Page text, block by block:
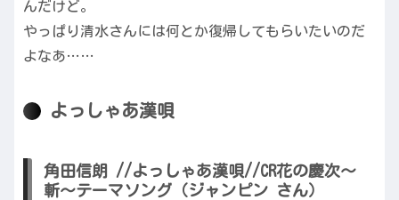
んだけど。
やっぱり清水さんには何とか復帰してもらいたいのだ
よなあ……
よっしゃあ漢唄
角田信朗 //よっしゃあ漢唄//CR花の慶次～
斬～テーマソング（ジャンピン さん）